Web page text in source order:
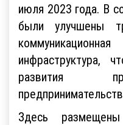
июля 2023 года. В
были улучшены
инфраструктура,
развития
Здесь